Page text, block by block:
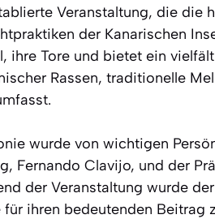
Veranstaltung, die die
der Kanarischen
ihre Tore und bietet ein
Rassen, traditionelle
wurde von wichtigen
Fernando Clavijo, und der
der Veranstaltung wurde
ihren bedeutenden Beitrag